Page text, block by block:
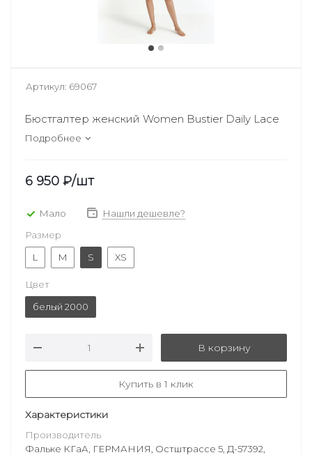
Артикул: 69067
Бюстгалтер женский Women Bustier Daily Lace
Подробнее
6 950 ₽/шт
Мало
Нашли дешевле?
Размер
L
M S XS
Цвет
белый 2000
В корзину
Купить в 1 клик
Характеристики
Производитель
Фальке КГаА, ГЕРМАНИЯ, Остштрассе 5, Д-57392,